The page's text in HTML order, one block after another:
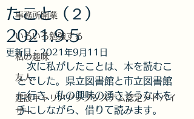
事務所開業
いろいろ勉強する
私の趣味
友人
建設キャリアアップシステム認定アドバイ
ザー
たこと（２）
2021.9.5
更新日：2021年9月11日
次に私がしたことは、本を読むこ
とでした。県立図書館と市立図書館
に行き、私の興味の湧きそうな本を
手にしながら、借りて読みます。